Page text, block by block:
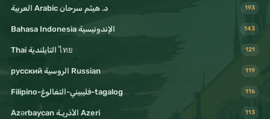
د. هيثم سرحان Arabic العربية 193
Bahasa Indonesia الإندونيسية 143
Thai التايلندية ไทย 121
русский الروسية Russian 119
Filipino-فليبيني-التغالوغ-tagalog 116
Azərbaycan الأذريـة Azeri 113